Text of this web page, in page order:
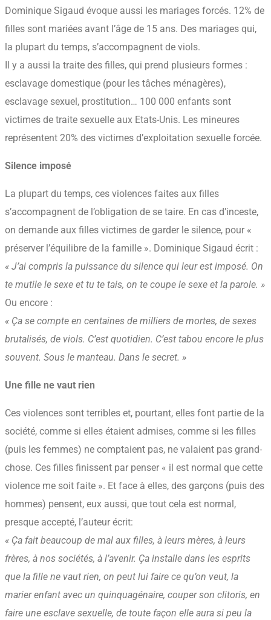
Dominique Sigaud évoque aussi les mariages forcés. 12% de
filles sont mariées avant l’âge de 15 ans. Des mariages qui,
la plupart du temps, s’accompagnent de viols.
Il y a aussi la traite des filles, qui prend plusieurs formes :
esclavage domestique (pour les tâches ménagères),
esclavage sexuel, prostitution… 100 000 enfants sont
victimes de traite sexuelle aux Etats-Unis. Les mineures
représentent 20% des victimes d’exploitation sexuelle forcée.
Silence imposé
La plupart du temps, ces violences faites aux filles
s’accompagnent de l’obligation de se taire. En cas d’inceste,
on demande aux filles victimes de garder le silence, pour «
préserver l’équilibre de la famille ». Dominique Sigaud écrit :
« J’ai compris la puissance du silence qui leur est imposé. On
te mutile le sexe et tu te tais, on te coupe le sexe et la parole. »
Ou encore :
« Ça se compte en centaines de milliers de mortes, de sexes
brutalisés, de viols. C’est quotidien. C’est tabou encore le plus
souvent. Sous le manteau. Dans le secret. »
Une fille ne vaut rien
Ces violences sont terribles et, pourtant, elles font partie de la
société, comme si elles étaient admises, comme si les filles
(puis les femmes) ne comptaient pas, ne valaient pas grand-
chose. Ces filles finissent par penser « il est normal que cette
violence me soit faite ». Et face à elles, des garçons (puis des
hommes) pensent, eux aussi, que tout cela est normal,
presque accepté, l’auteur écrit:
« Ça fait beaucoup de mal aux filles, à leurs mères, à leurs
frères, à nos sociétés, à l’avenir. Ça installe dans les esprits
que la fille ne vaut rien, on peut lui faire ce qu’on veut, la
marier enfant avec un quinquagénaire, couper son clitoris, en
faire une esclave sexuelle, de toute façon elle aura si peu la